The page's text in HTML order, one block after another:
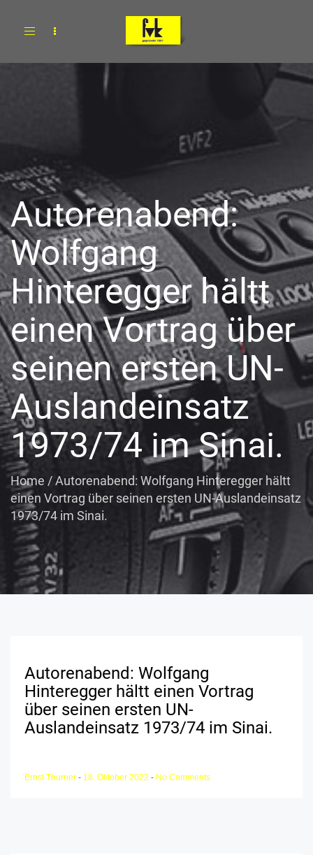
Toggle
Autorenabend:
Wolfgang
Hinteregger hältt
einen Vortrag über
seinen ersten UN-
Auslandeinsatz
1973/74 im Sinai.
Home /Autorenabend: Wolfgang Hinteregger hältt
einen Vortrag über seinen ersten UN-Auslandeinsatz
1973/74 im Sinai.
Autorenabend: Wolfgang
Hinteregger hältt einen Vortrag
über seinen ersten UN-
Auslandeinsatz 1973/74 im Sinai.
Ernst Thurner - 18. Oktober 2022 - No Comments